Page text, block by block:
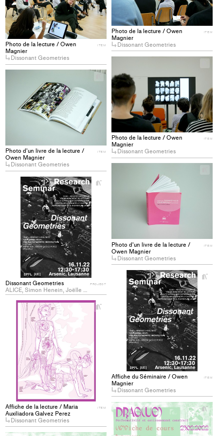
Photo de la lecture / Owen
Magnier
Dissonant Geometries
ITEM
Photo de la lecture / Owen
Magnier
Dissonant Geometries
ITEM
collections
Photo de la lecture / Owen
Magnier
Dissonant Geometries
ITEM
to
Photo d'un livre de la lecture /
Owen Magnier
Dissonant Geometries
ITEM
+
Add
project
collections
Photo d'un livre de la lecture /
Owen Magnier
Dissonant Geometries
ITEM
Dissonant Geometries
ALICE, Simon Henein, Joëlle Valterio, Maria Auxiliadora Galvez Perez
PROJECT
+
Affiche du Séminaire / Owen
Magnier
Dissonant Geometries
ITEM
+
Affiche de la lecture / Maria
Auxiliadora Galvez Perez
Dissonant Geometries
ITEM
+
collections
+
Add
to